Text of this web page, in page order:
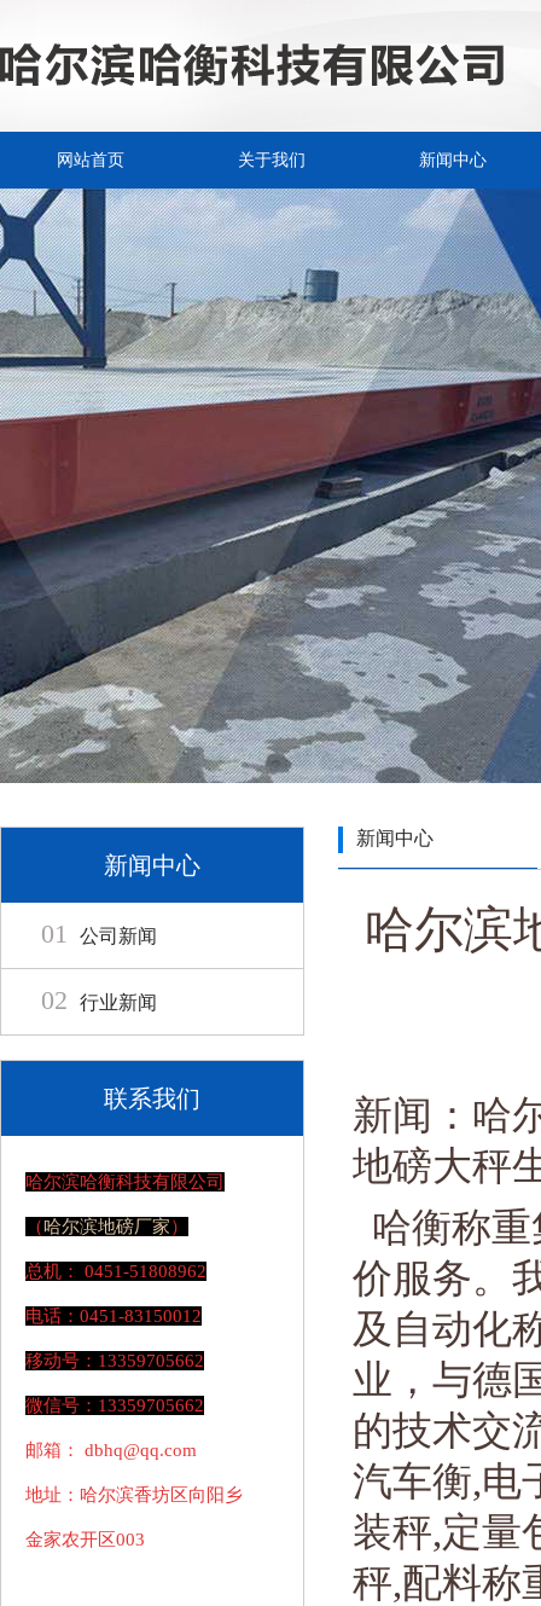
网站首页 关于我们 新闻中心
新闻中心
01 公司新闻
02 行业新闻
联系我们
哈尔滨哈衡科技有限公司
（哈尔滨地磅厂家）
总机： 0451-51808962
电话：0451-83150012
移动号：13359705662
微信号：13359705662
邮箱： dbhq@qq.com
地址：哈尔滨香坊区向阳乡
金家农开区003
新闻中心
哈尔滨
新闻：哈
地磅大秤
哈衡称
价服务。
及自动化
业，与德
的技术交
汽车衡,电
装秤,定量
秤,配料称